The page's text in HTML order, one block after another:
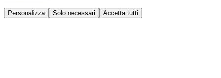
Personalizza Solo necessari Accetta tutti